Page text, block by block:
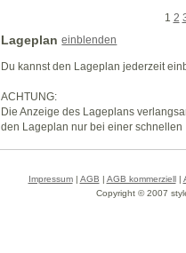
1 2
Lageplan einblenden
Du kannst den Lageplan jederzeit
ACHTUNG:
Die Anzeige des Lageplans
den Lageplan nur bei einer
Impressum| AGB | AGB kommerziell|
Copyright © 2007